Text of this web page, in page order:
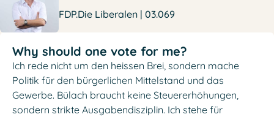
FDP.Die Liberalen | 03.069
Why should one vote for me?
Ich rede nicht um den heissen Brei, sondern mache
Politik für den bürgerlichen Mittelstand und das
Gewerbe. Bülach braucht keine Steuererhöhungen,
sondern strikte Ausgabendisziplin. Ich stehe für